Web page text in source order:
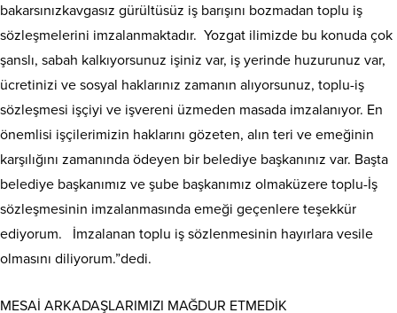
bakarsınızkavgasız gürültüsüz iş barışını bozmadan toplu iş
sözleşmelerini imzalanmaktadır. Yozgat ilimizde bu konuda çok
şanslı, sabah kalkıyorsunuz işiniz var, iş yerinde huzurunuz var,
ücretinizi ve sosyal haklarınız zamanın alıyorsunuz, toplu-iş
sözleşmesi işçiyi ve işvereni üzmeden masada imzalanıyor. En
önemlisi işçilerimizin haklarını gözeten, alın teri ve emeğinin
karşılığını zamanında ödeyen bir belediye başkanınız var. Başta
belediye başkanımız ve şube başkanımız olmaküzere toplu-İş
sözleşmesinin imzalanmasında emeği geçenlere teşekkür
ediyorum. İmzalanan toplu iş sözlenmesinin hayırlara vesile
olmasını diliyorum.”dedi.
MESAİ ARKADAŞLARIMIZI MAĞDUR ETMEDİK